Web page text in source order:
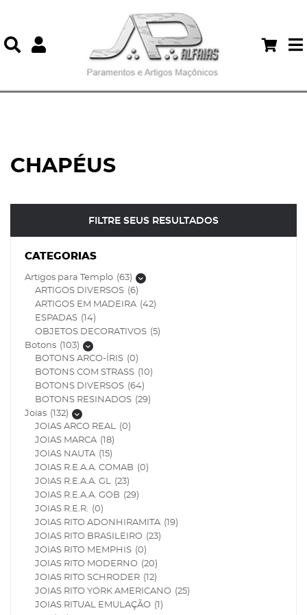
Ocultar Submenu
Ocultar Submenu
Ocultar Submenu
Ícone de pesquisa
CHAPÉUS
FILTRE SEUS RESULTADOS
CATEGORIAS
Artigos para Templo (63) Mostrar subcategorias
ARTIGOS DIVERSOS (6)
ARTIGOS EM MADEIRA (42)
ESPADAS (14)
OBJETOS DECORATIVOS (5)
Botons (103) Mostrar subcategorias
BOTONS ARCO-ÍRIS (0)
BOTONS COM STRASS (10)
BOTONS DIVERSOS (64)
BOTONS RESINADOS (29)
Joias (132) Mostrar subcategorias
JOIAS ARCO REAL (0)
JOIAS MARCA (18)
JOIAS NAUTA (15)
JOIAS R.E.A.A. COMAB (0)
JOIAS R.E.A.A. GL (23)
JOIAS R.E.A.A. GOB (29)
JOIAS R.E.R. (0)
JOIAS RITO ADONHIRAMITA (19)
JOIAS RITO BRASILEIRO (23)
JOIAS RITO MEMPHIS (0)
JOIAS RITO MODERNO (20)
JOIAS RITO SCHRODER (12)
JOIAS RITO YORK AMERICANO (25)
JOIAS RITUAL EMULAÇÃO (1)